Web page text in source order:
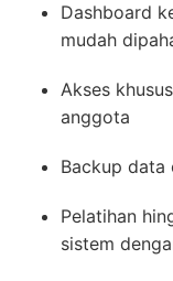
Dashboard
mudah
Akses
anggota
Backup data
Pelatihan
sistem